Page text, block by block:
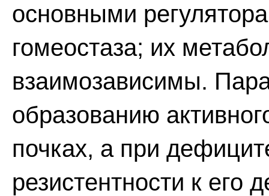
основными
гомеостаза; их
взаимозависимы.
образованию
почках, а при
резистентности к его